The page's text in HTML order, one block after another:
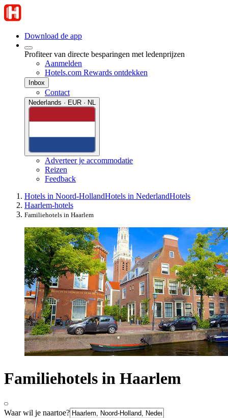
Download de app
Profiteer van directe besparingen met ledenprijzen
Aanmelden
Hotels.com Rewards ontdekken
Inbox
Contact
Nederlands · EUR · NL
Adverteer je accommodatie
Reizen
Feedback
Hotels in Noord-HollandHotels in NederlandHotels
Haarlem-hotels
Familiehotels in Haarlem
Familiehotels in Haarlem
Waar wil je naartoe?